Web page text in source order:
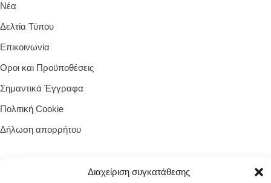
Διαχείριση συγκατάθεσης
Νέα
Δελτία Τύπου
Επικοινωνία
Οροι και Προϋποθέσεις
Σημαντικά Έγγραφα
Πολιτική Cookie
Δήλωση απορρήτου